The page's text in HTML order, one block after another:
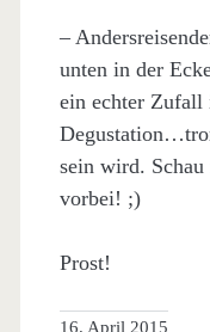
–
unten in der
ein echter Zufall
sein wird.
vorbei! ;)
Prost!
16. April 2015